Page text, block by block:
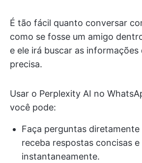
É tão fácil quanto conversar
como se fosse um amigo
e ele irá buscar as informações
precisa.
Usar o Perplexity AI no
você pode:
Faça perguntas
receba respostas concisas
instantaneamente.